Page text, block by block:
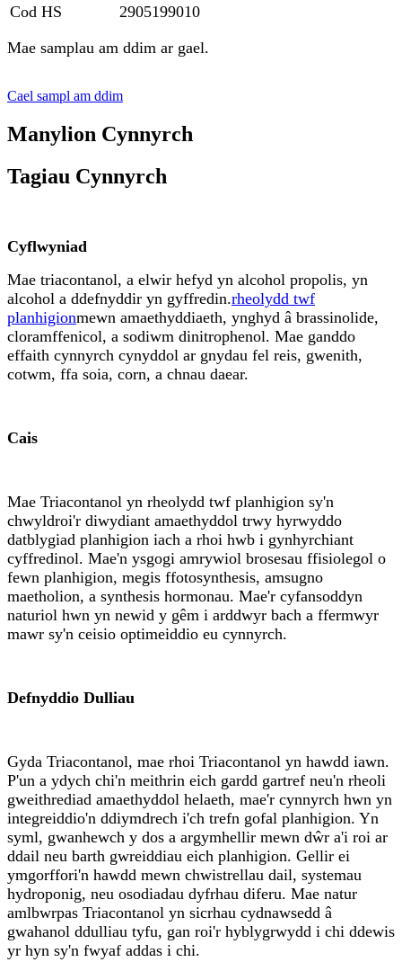
Cod HS
2905199010
Mae samplau am ddim ar gael.
Cael sampl am ddim
Manylion Cynnyrch
Tagiau Cynnyrch
Cyflwyniad
Mae triacontanol, a elwir hefyd yn alcohol propolis, yn
alcohol a ddefnyddir yn gyffredin.rheolydd twf
planhigionmewn amaethyddiaeth, ynghyd â brassinolide,
cloramffenicol, a sodiwm dinitrophenol. Mae ganddo
effaith cynnyrch cynyddol ar gnydau fel reis, gwenith,
cotwm, ffa soia, corn, a chnau daear.
Cais
Mae Triacontanol yn rheolydd twf planhigion sy'n
chwyldroi'r diwydiant amaethyddol trwy hyrwyddo
datblygiad planhigion iach a rhoi hwb i gynhyrchiant
cyffredinol. Mae'n ysgogi amrywiol brosesau ffisiolegol o
fewn planhigion, megis ffotosynthesis, amsugno
maetholion, a synthesis hormonau. Mae'r cyfansoddyn
naturiol hwn yn newid y gêm i arddwyr bach a ffermwyr
mawr sy'n ceisio optimeiddio eu cynnyrch.
Defnyddio Dulliau
Gyda Triacontanol, mae rhoi Triacontanol yn hawdd iawn.
P'un a ydych chi'n meithrin eich gardd gartref neu'n rheoli
gweithrediad amaethyddol helaeth, mae'r cynnyrch hwn yn
integreiddio'n ddiymdrech i'ch trefn gofal planhigion. Yn
syml, gwanhewch y dos a argymhellir mewn dŵr a'i roi ar
ddail neu barth gwreiddiau eich planhigion. Gellir ei
ymgorffori'n hawdd mewn chwistrellau dail, systemau
hydroponig, neu osodiadau dyfrhau diferu. Mae natur
amlbwrpas Triacontanol yn sicrhau cydnawsedd â
gwahanol ddulliau tyfu, gan roi'r hyblygrwydd i chi ddewis
yr hyn sy'n fwyaf addas i chi.